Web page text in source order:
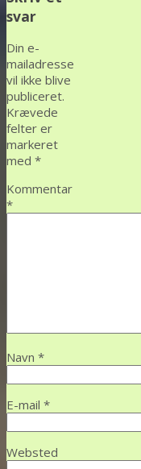
svar
Din e-
mailadresse
vil ikke blive
publiceret.
Krævede
felter er
markeret
med *
Kommentar
*
Navn *
E-mail *
Websted